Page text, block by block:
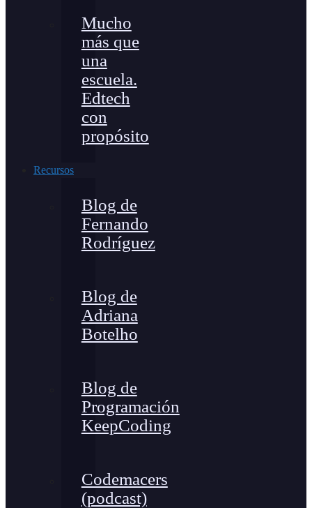
Mucho
más que
una
escuela.
Edtech
con
propósito
Recursos
Blog de
Fernando
Rodríguez
Blog de
Adriana
Botelho
Blog de
Programación
KeepCoding
Codemacers
(podcast)